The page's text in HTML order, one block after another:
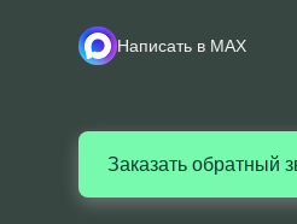
Написать в MAX
Заказать обратный